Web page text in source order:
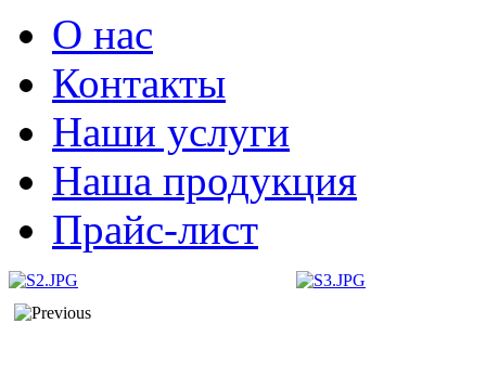
О нас
Контакты
Наши услуги
Наша продукция
Прайс-лист